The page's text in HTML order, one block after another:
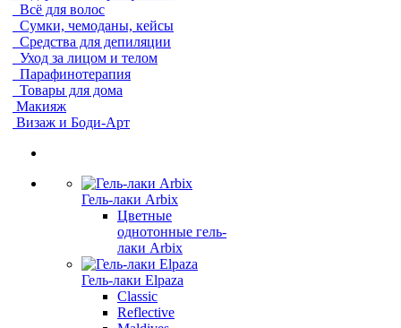
Всё для волос
Сумки, чемоданы, кейсы
Средства для депиляции
Уход за лицом и телом
Парафинотерапия
Товары для дома
Макияж
Визаж и Боди-Арт
Гель-лаки Arbix
Цветные
однотонные гель-
лаки Arbix
Гель-лаки Elpaza
Classic
Reflective